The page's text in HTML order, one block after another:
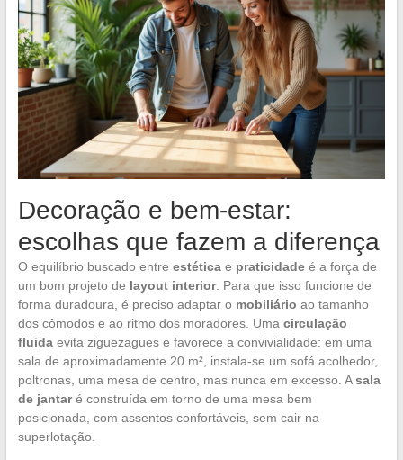
Decoração e bem-estar:
escolhas que fazem a diferença
O equilíbrio buscado entre estéticae praticidadeé a força de
um bom projeto de layout interior. Para que isso funcione de
forma duradoura, é preciso adaptar o mobiliário ao tamanho
dos cômodos e ao ritmo dos moradores. Uma circulação
fluidaevita ziguezagues e favorece a convivialidade: em uma
sala de aproximadamente 20 m², instala-se um sofá acolhedor,
poltronas, uma mesa de centro, mas nunca em excesso. Asala
de jantaré construída em torno de uma mesa bem
posicionada, com assentos confortáveis, sem cair na
superlotação.